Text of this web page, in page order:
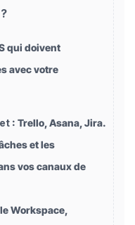
qui doivent
avec votre
: Trello, Asana, Jira.
et les
vos canaux de
Workspace,